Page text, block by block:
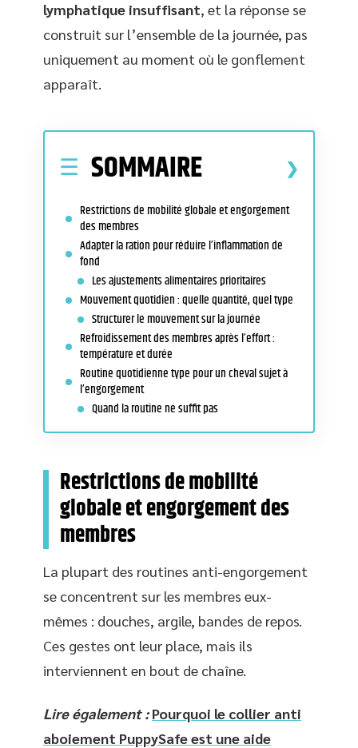
lymphatique insuffisant, et la réponse se
construit sur l’ensemble de la journée, pas
uniquement au moment où le gonflement
apparaît.
SOMMAIRE
Restrictions de mobilité globale et engorgement
des membres
Adapter la ration pour réduire l’inflammation de
fond
Les ajustements alimentaires prioritaires
Mouvement quotidien : quelle quantité, quel type
Structurer le mouvement sur la journée
Refroidissement des membres après l’effort :
température et durée
Routine quotidienne type pour un cheval sujet à
l’engorgement
Quand la routine ne suffit pas
Restrictions de mobilité
globale et engorgement des
membres
La plupart des routines anti-engorgement
se concentrent sur les membres eux-
mêmes : douches, argile, bandes de repos.
Ces gestes ont leur place, mais ils
interviennent en bout de chaîne.
Lire également : Pourquoi le collier anti
aboiement PuppySafe est une aide